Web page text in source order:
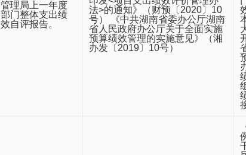
管理局上一年度
部门整体支出绩
效自评报告。
法>的通知》（财预〔2020〕10
号） 《中共湖南省委办公厅湖南
省人民政府办公厅关于全面实施
预算绩效管理的实施意见》（湘
办发〔2019〕10号）